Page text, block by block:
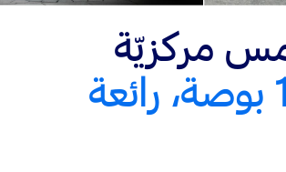
مركزيّة
قياس 12 بوصة، رائعة